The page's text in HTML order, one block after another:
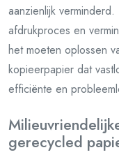
aanzienlijk
afdrukproces en
het moeten oplossen
kopieerpapier dat
efficiënte en
gerecycled